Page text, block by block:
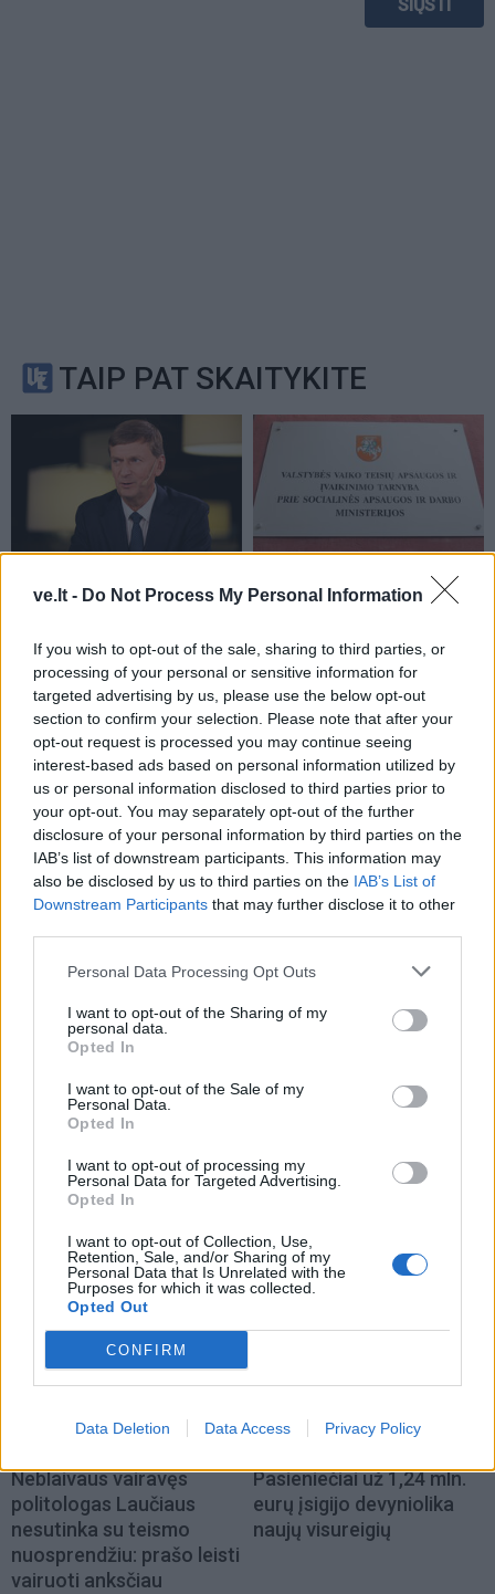
ve.lt - Do Not Process My Personal Information
If you wish to opt-out of the sale, sharing to third parties, or
processing of your personal or sensitive information for
targeted advertising by us, please use the below opt-out
section to confirm your selection. Please note that after your
opt-out request is processed you may continue seeing
interest-based ads based on personal information utilized by
us or personal information disclosed to third parties prior to
your opt-out. You may separately opt-out of the further
disclosure of your personal information by third parties on the
IAB’s list of downstream participants. This information may
also be disclosed by us to third parties on the IAB’s List of
Downstream Participants that may further disclose it to other
Personal Data Processing Opt Outs
I want to opt-out of the Sharing of my
personal data.
Opted In
I want to opt-out of the Sale of my
Personal Data.
Opted In
I want to opt-out of processing my
Personal Data for Targeted Advertising.
Opted In
I want to opt-out of Collection, Use,
Retention, Sale, and/or Sharing of my
Personal Data that Is Unrelated with the
Purposes for which it was collected.
Opted Out
CONFIRM
Data Deletion Data Access Privacy Policy
TAIP PAT SKAITYKITE
Žiniasklaida: „Norfos“
duoda 99,9 proc., kad
nedalyvaus prezidento
rinkimuose
Vaiko teisių apsaugos
nepavyko susitikti su
Žlabių šeima
Lietuva
Seimo pirmininkas:
Kazimira Prunskienė – ne
uždegusi dirbti Lietuvai
Lietuva
Mokesčių sumos: TOP-10
įmonių sumokėjo
Lietuva
karo pabėgėliams skirti
per 12 mln. eurų(7)
Lietuva
Veterinarijos farmacijos
asociacija
Neblaivaus vairavęs
politologas Laučiaus
nesutinka su teismo
nuosprendžiu: prašo leisti
vairuoti anksčiau
Pasieniečiai už 1,24 mln.
eurų įsigijo devyniolika
naujų visureigių